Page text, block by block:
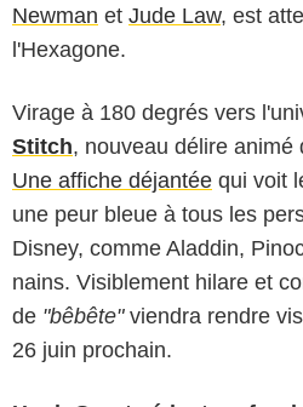
Newman et Jude Law, est
l'Hexagone.
Virage à 180 degrés vers
Stitch, nouveau délire animé
Une affiche déjantée qui voit
une peur bleue à tous les
Disney, comme Aladdin,
nains. Visiblement hilare et
de "bêbête"viendra rendre
26 juin prochain.